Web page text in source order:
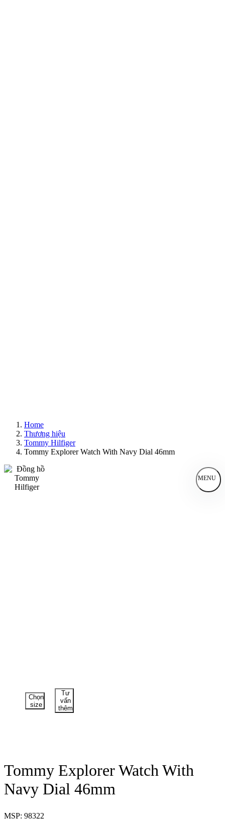
Home
Thương hiệu
Tommy Hilfiger
Tommy Explorer Watch With Navy Dial 46mm
MENU
Chọn
size
Tư
vấn
thêm
Tommy Explorer Watch With
Navy Dial 46mm
MSP: 98322